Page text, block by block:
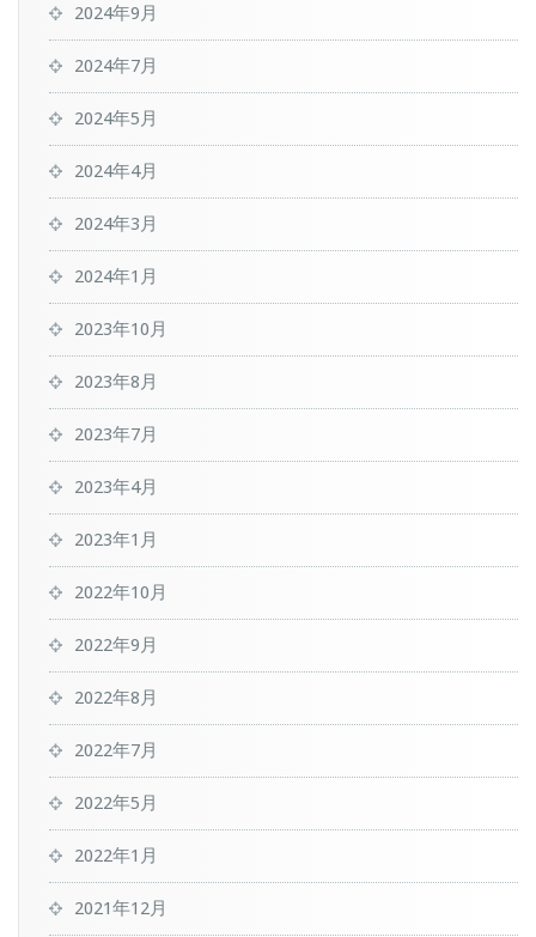
2024年9月
2024年7月
2024年5月
2024年4月
2024年3月
2024年1月
2023年10月
2023年8月
2023年7月
2023年4月
2023年1月
2022年10月
2022年9月
2022年8月
2022年7月
2022年5月
2022年1月
2021年12月